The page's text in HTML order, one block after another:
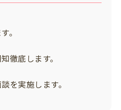
。
徹底します。
を実施します。